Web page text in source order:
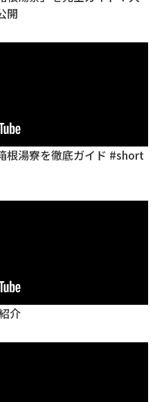
開
根湯寮を徹底ガイド #short
介